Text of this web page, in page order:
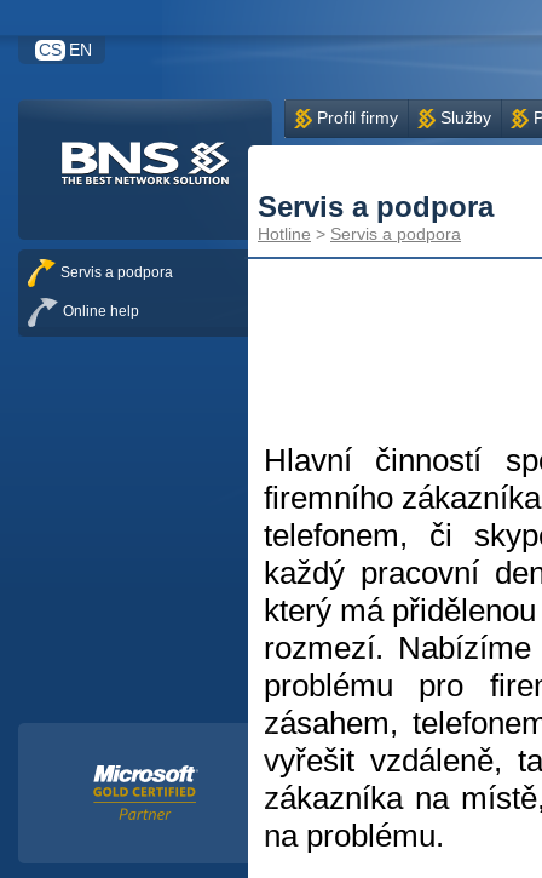
CS EN
Profil firmy Služby
Servis a podpora
Hotline > Servis a podpora
Hlavní činností
firemního
telefonem, či
každý pracovní
který má
rozmezí.
problému pro
zásahem,
vyřešit vzdáleně,
zákazníka na
na problému.
Servis a podpora
Online help